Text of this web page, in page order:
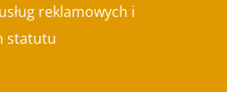
reklamowych i
statutu